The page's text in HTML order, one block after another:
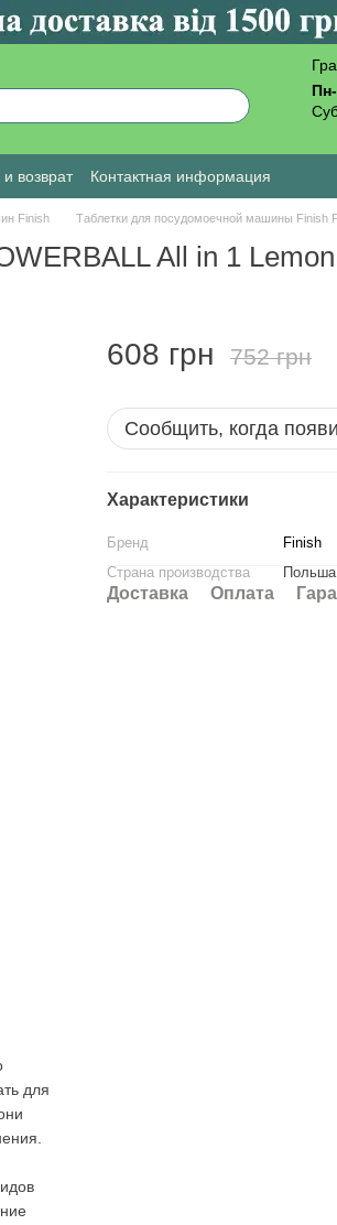
возврат
Контактная информация
Finish Таблетки для посудомоечной машины Finish
All in 1
для
608 грн 752 грн
Сообщить, когда
Характеристики
Бренд
Finish
Страна производства
Польша
Доставка Оплата